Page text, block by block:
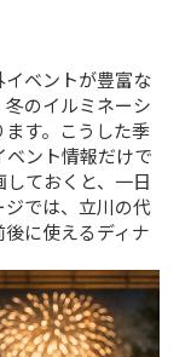
ベントが豊富な
のイルミネーシ
す。こうした季
ント情報だけで
ておくと、一日
では、立川の代
に使えるディナ